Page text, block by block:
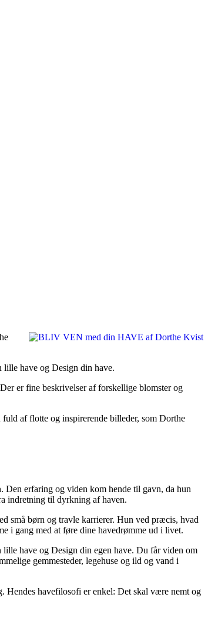
have og Design din have.
er fine beskrivelser af forskellige blomster og
af flotte og inspirerende billeder, som Dorthe
Den erfaring og viden kom hende til gavn, da hun
indretning til dyrkning af haven.
små børn og travle karrierer. Hun ved præcis, hvad
i gang med at føre dine havedrømme ud i livet.
have og Design din egen have. Du får viden om
gemmesteder, legehuse og ild og vand i
Hendes havefilosofi er enkel: Det skal være nemt og